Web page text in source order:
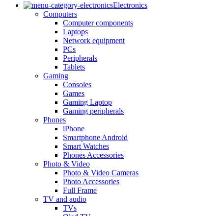
Electronics
Computers
Computer components
Laptops
Network equipment
PCs
Peripherals
Tablets
Gaming
Consoles
Games
Gaming Laptop
Gaming peripherals
Phones
iPhone
Smartphone Android
Smart Watches
Phones Accessories
Photo & Video
Photo & Video Cameras
Photo Accessories
Full Frame
TV and audio
TVs